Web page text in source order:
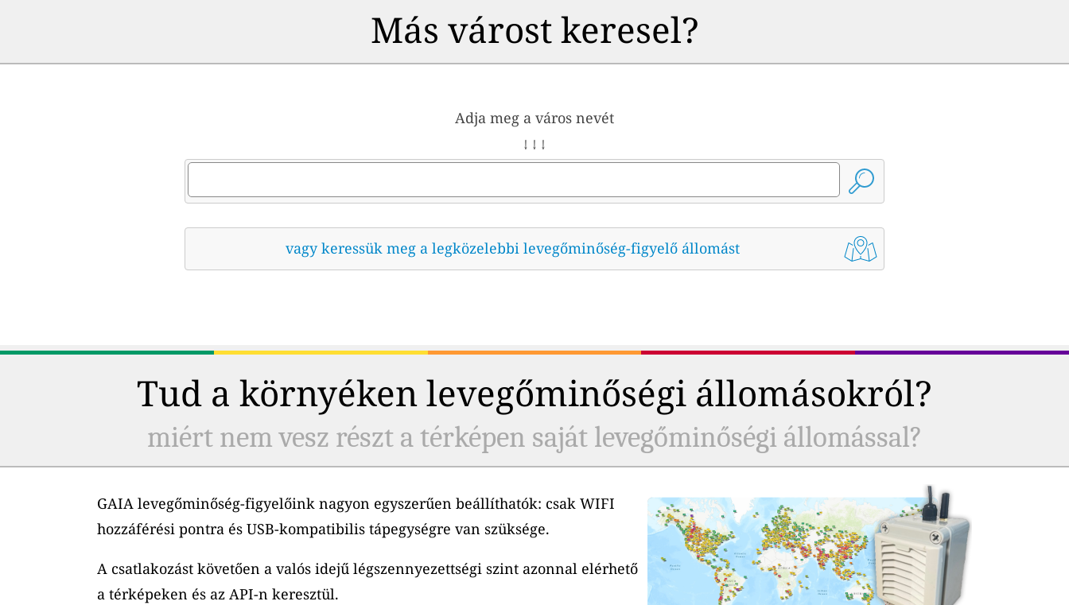
Más várost keresel?
Adja meg a város nevét
↓ ↓ ↓
vagy keressük meg a legközelebbi levegőminőség-figyelő állomást
Tud a környéken levegőminőségi állomásokról?
miért nem vesz részt a térképen saját levegőminőségi állomással?
GAIA levegőminőség-figyelőink nagyon egyszerűen beállíthatók: csak WIFI
hozzáférési pontra és USB-kompatibilis tápegységre van szüksége.
A csatlakozást követően a valós idejű légszennyezettségi szint azonnal elérhető
a térképeken és az API-n keresztül.